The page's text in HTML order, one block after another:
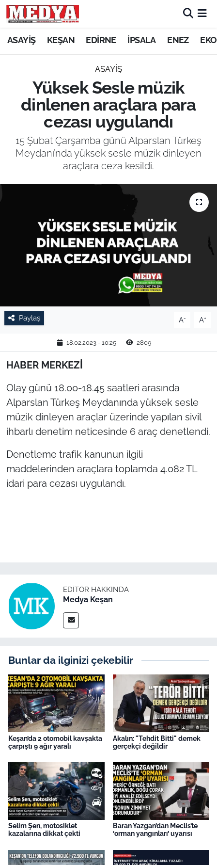
ASAYİŞ KEŞAN EDİRNE İPSALA ENEZ
ASAYİŞ
Yüksek Sesle müzik
dinlenen araçlara para
cezası uygulandı
15 Şubat Çarşamba günü Alparslan Türkeş
Meydanı’nda yüksek sesle müzik dinleyen
araçlara ceza kesildi.
Paylaş A- A+
18.02.2023 - 10:25 2809
HABER MERKEZİ
Olay günü 18.00-18.45 saatleri arasında
Alparslan Türkeş Meydanında yüksek sesle
müzik dinleyen araçlar üzerinde yapılan sivil
ihbarlı denetim neticesinde 6 araç denetlendi.
Denetleme trafik kanunun ilgili
maddelerinden araçlara toplamda 4.082 TL
idari para cezası uygulandı.
EDITÖR HAKKINDA
Medya Keşan
Bunlar da ilginizi çekebilir
Keşan’da 2 otomobil kavşakta
çarpıştı 9 ağır yaralı
Akalın: "Tehdit Bitti" demek
gerçekçi değildir
Selim Şen, motosiklet
kazalarına dikkat çekti
Baran Yazgan’dan Meclis’te
‘orman yangınları’ uyarısı
KEŞAN
ASAYİŞ
SİYASET
GÜNDEM
EKONOMİ
SAĞLIK
TARIM VE HAYVANCILIK
KÜLTÜR SANAT
SPOR
TEKİRDAĞ
KIRKLARELİ
ÇANAKKALE
TÜRKİYE
Bölge
Flaş Haber
Dış Haberler
Magazin
İş Dünyası
Bilim Teknoloji
English News
Canlı Maç
Genel-A
Gündem-Eğitim